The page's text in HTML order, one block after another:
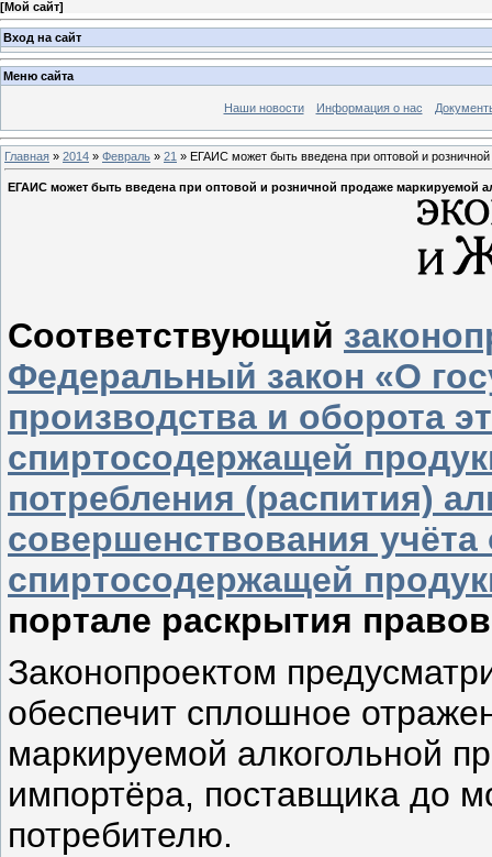
[Мой сайт]
Вход на сайт
Меню сайта
Наши новости Информация о нас
Главная » 2014 » Февраль » 21 » ЕГАИС может быть введена при оптовой и
ЕГАИС может быть введена при оптовой и розничной продаже маркируемой
Соответствующий
Федеральный закон «О
производства и оборота
спиртосодержащей
потребления (распития)
совершенствования
спиртосодержащей
портале раскрытия
Законопроектом
обеспечит сплошное
маркируемой алкогольной
импортёра, поставщика до
потребителю.